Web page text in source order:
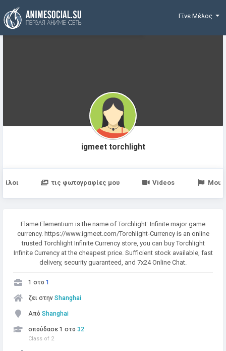
Χρηματοδότηση
Γίνε Μέλος
igmeet torchlight
Φίλοι τις φωτογραφίες μου Videos Μου
Flame Elementium is the name of Torchlight: Infinite major game
currency. https://www.igmeet.com/Torchlight-Currency is an online
trusted Torchlight Infinite Currency store, you can buy Torchlight
Infinite Currency at the cheapest price. Sufficient stock available, fast
delivery, security guaranteed, and 7x24 Online Chat.
1 στο 1
ζει στην Shanghai
Από Shanghai
σπούδασε 1 στο 32
Class of 2